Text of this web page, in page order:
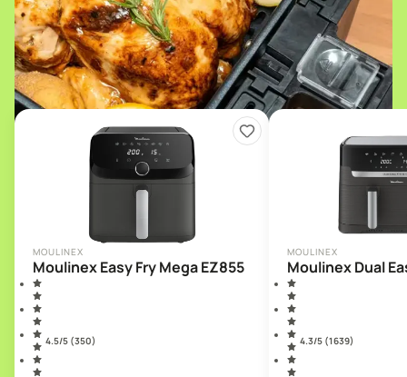
MOULINEX
Moulinex Easy Fry Mega EZ855
4.5/5 (350)
MOULINEX
Moulinex Dual
4.3/5 (1 639)